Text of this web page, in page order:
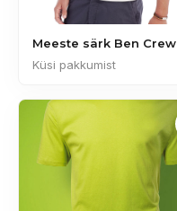
Meeste särk Ben Crew
Küsi pakkumist